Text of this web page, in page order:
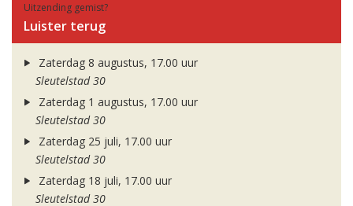
Uitzending gemist?
Luister terug
Zaterdag 8 augustus, 17.00 uur
Sleutelstad 30
Zaterdag 1 augustus, 17.00 uur
Sleutelstad 30
Zaterdag 25 juli, 17.00 uur
Sleutelstad 30
Zaterdag 18 juli, 17.00 uur
Sleutelstad 30